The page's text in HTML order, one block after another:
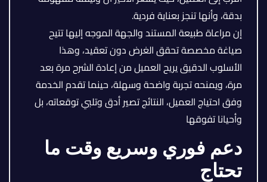
بدقة، وأنها تنجز بعناية فردية.
إن مراعاة طبيعة المستند والجهة الموجه إليها تتيح
صياغة مخصصة تحقق الغرض دون تعقيد، وهذا
الأسلوب الدقيق يريح العميل من إعادة الشرح مرة بعد
مرة، ويمنحه تجربة واضحة وسهلة، حينما تقدم الخدمة
وفق احتياج العميل، النتائج تصير أدق وتلبي توقعاته، بل
وأحيانا تفوقها
دعم فوري وسريع وقت ما
تحتاج